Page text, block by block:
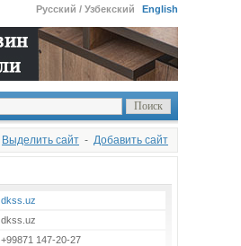
Русский / Узбекский English
Выделить сайт - Добавить сайт
dkss.uz
dkss.uz
+99871 147-20-27